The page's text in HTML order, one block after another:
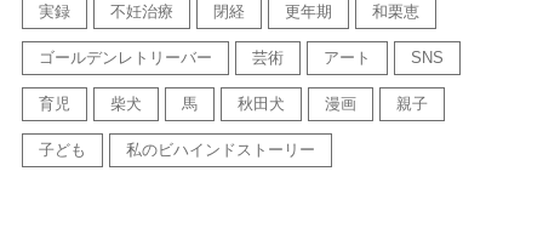
実録 不妊治療 閉経 更年期 和栗恵
ゴールデンレトリーバー 芸術 アート SNS
育児 柴犬 馬 秋田犬 漫画 親子
子ども 私のビハインドストーリー